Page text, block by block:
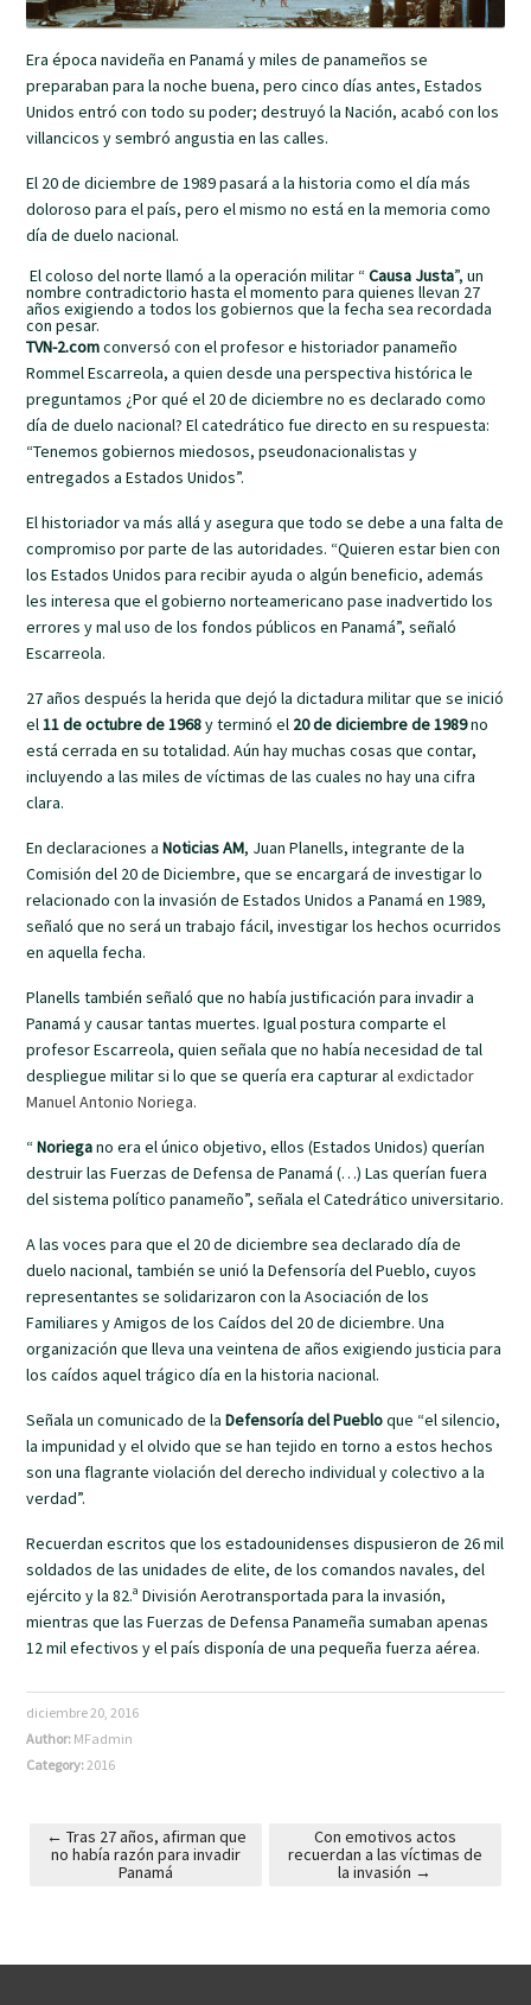
Era época navideña en Panamá y miles de panameños se
preparaban para la noche buena, pero cinco días antes, Estados
Unidos entró con todo su poder; destruyó la Nación, acabó con los
villancicos y sembró angustia en las calles.
El 20 de diciembre de 1989 pasará a la historia como el día más
doloroso para el país, pero el mismo no está en la memoria como
día de duelo nacional.
El coloso del norte llamó a la operación militar “Causa Justa”, un
nombre contradictorio hasta el momento para quienes llevan 27
años exigiendo a todos los gobiernos que la fecha sea recordada
con pesar.
TVN-2.comconversó con el profesor e historiador panameño
Rommel Escarreola, a quien desde una perspectiva histórica le
preguntamos ¿Por qué el 20 de diciembre no es declarado como
día de duelo nacional? El catedrático fue directo en su respuesta:
“Tenemos gobiernos miedosos, pseudonacionalistas y
entregados a Estados Unidos”.
El historiador va más allá y asegura que todo se debe a una falta de
compromiso por parte de las autoridades. “Quieren estar bien con
los Estados Unidos para recibir ayuda o algún beneficio, además
les interesa que el gobierno norteamericano pase inadvertido los
errores y mal uso de los fondos públicos en Panamá”, señaló
Escarreola.
27 años después la herida que dejó la dictadura militar que se inició
el11 de octubre de 1968y terminó el 20 de diciembre de 1989no
está cerrada en su totalidad. Aún hay muchas cosas que contar,
incluyendo a las miles de víctimas de las cuales no hay una cifra
clara.
En declaraciones aNoticias AM, Juan Planells, integrante de la
Comisión del 20 de Diciembre, que se encargará de investigar lo
relacionado con la invasión de Estados Unidos a Panamá en 1989,
señaló que no será un trabajo fácil, investigar los hechos ocurridos
en aquella fecha.
Planells también señaló que no había justificación para invadir a
Panamá y causar tantas muertes. Igual postura comparte el
profesor Escarreola, quien señala que no había necesidad de tal
despliegue militar si lo que se quería era capturar alexdictador
Manuel Antonio Noriega.
“Noriegano era el único objetivo, ellos (Estados Unidos) querían
destruir las Fuerzas de Defensa de Panamá (…) Las querían fuera
del sistema político panameño”, señala el Catedrático universitario.
A las voces para que el 20 de diciembre sea declarado día de
duelo nacional, también se unió la Defensoría del Pueblo, cuyos
representantes se solidarizaron con la Asociación de los
Familiares y Amigos de los Caídos del 20 de diciembre. Una
organización que lleva una veintena de años exigiendo justicia para
los caídos aquel trágico día en la historia nacional.
Señala un comunicado de laDefensoría del Puebloque “el silencio,
la impunidad y el olvido que se han tejido en torno a estos hechos
son una flagrante violación del derecho individual y colectivo a la
verdad”.
Recuerdan escritos que los estadounidenses dispusieron de 26 mil
soldados de las unidades de elite, de los comandos navales, del
ejército y la 82.ª División Aerotransportada para la invasión,
mientras que las Fuerzas de Defensa Panameña sumaban apenas
12 mil efectivos y el país disponía de una pequeña fuerza aérea.
diciembre 20, 2016
Author: MFadmin
Category:2016
Post navigation
← Tras 27 años, afirman que
no había razón para invadir
Panamá
Con emotivos actos
recuerdan a las víctimas de
la invasión →